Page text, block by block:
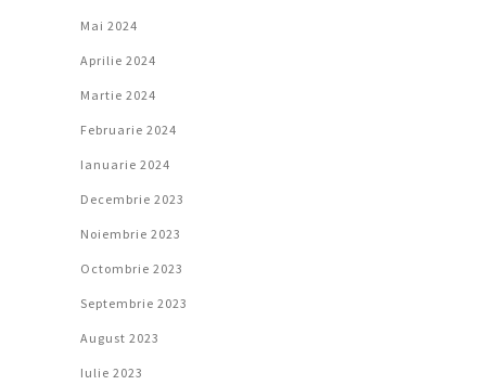
Mai 2024
Aprilie 2024
Martie 2024
Februarie 2024
Ianuarie 2024
Decembrie 2023
Noiembrie 2023
Octombrie 2023
Septembrie 2023
August 2023
Iulie 2023